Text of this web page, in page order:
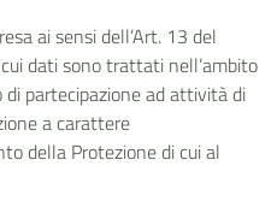
resaaisensidell’Art. 13 del
dati sono trattati nell’ambito
partecipazione ad attività di
a carattere
della Protezione di cui al